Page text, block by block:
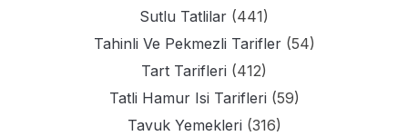
Sutlu Tatlilar (441)
Tahinli Ve Pekmezli Tarifler(54)
Tart Tarifleri (412)
Tatli Hamur Isi Tarifleri (59)
Tavuk Yemekleri (316)